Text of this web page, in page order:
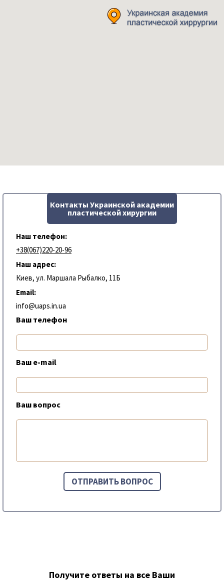
Контакты Украинской академии
пластической хирургии
Наш телефон:
+38(067)220-20-96
Наш адрес:
Киев, ул. Маршала Рыбалко, 11Б
Email:
info@uaps.in.ua
Ваш телефон
Ваш e-mail
Ваш вопрос
Получите ответы на все Ваши